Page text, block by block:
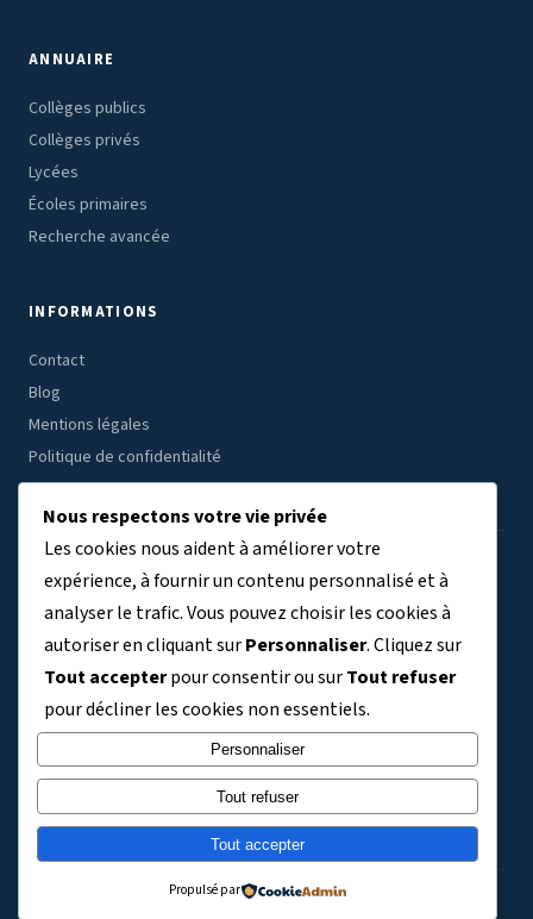
ANNUAIRE
Collèges publics
Collèges privés
Lycées
Écoles primaires
Recherche avancée
INFORMATIONS
Contact
Blog
Mentions légales
Politique de confidentialité
ÉTABLISSEMENTS PAR RÉGION
Auvergne-Rhône-Alpes (7804)Bourgogne-Franche-Comté(3409)
Bretagne(3038)Centre-Val de Loire(2691)Corse(329) Grand Est(5763)
Guadeloupe(411)Guyane(140)Hauts-de-France (6356)
Ile-de-France(9120)La Réunion(734)Martinique(363)
Nouvelle-Aquitaine(5992)
Pays de la Loire(3576)Provence-Alpes-Côte d'Azur(4101)
TOM et Collectivités territoriales(721)
© 2026 Technologies College – Tous droits réservés
Nous respectons votre vie privée
Les cookies nous aident à améliorer votre
expérience, à fournir un contenu personnalisé et à
analyser le trafic. Vous pouvez choisir les cookies à
autoriser en cliquant surPersonnaliser. Cliquez sur
Tout accepterpour consentir ou surTout refuser
pour décliner les cookies non essentiels.
Personnaliser
Tout refuser
Tout accepter
Propulsé par